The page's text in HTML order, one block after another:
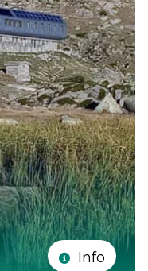
Info